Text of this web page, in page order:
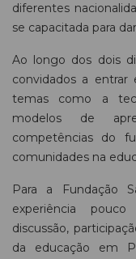
diferentes
se capacitada para
Ao longo dos dois
convidados a
temas como a
modelos de
competências do
comunidades na
Para a Fundação
experiência
discussão,
da educação em